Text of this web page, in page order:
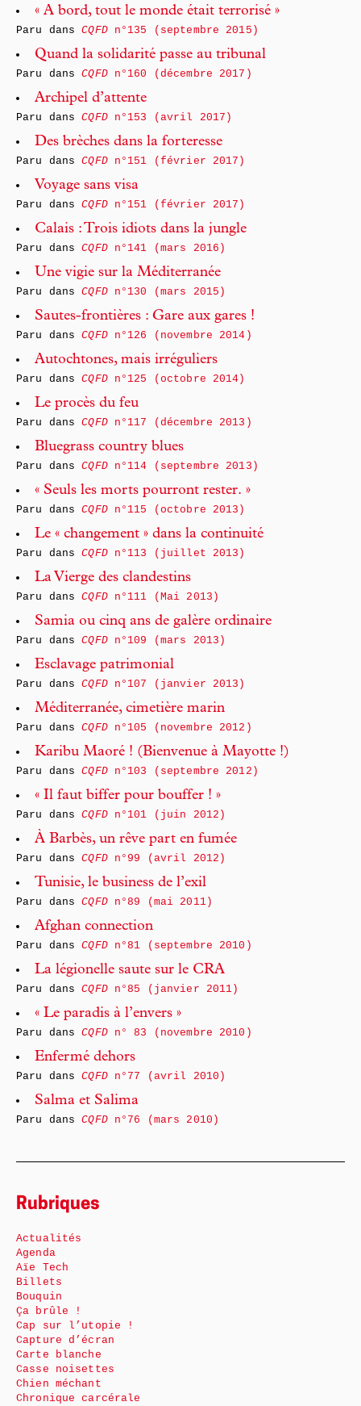
« A bord, tout le monde était terrorisé »
Paru dansCQFDn°135 (septembre 2015)
Quand la solidarité passe au tribunal
Paru dansCQFDn°160 (décembre 2017)
Archipel d’attente
Paru dansCQFDn°153 (avril 2017)
Des brèches dans la forteresse
Paru dansCQFDn°151 (février 2017)
Voyage sans visa
Paru dansCQFDn°151 (février 2017)
Calais : Trois idiots dans la jungle
Paru dansCQFDn°141 (mars 2016)
Une vigie sur la Méditerranée
Paru dansCQFDn°130 (mars 2015)
Sautes-frontières : Gare aux gares !
Paru dansCQFDn°126 (novembre 2014)
Autochtones, mais irréguliers
Paru dansCQFDn°125 (octobre 2014)
Le procès du feu
Paru dansCQFDn°117 (décembre 2013)
Bluegrass country blues
Paru dansCQFDn°114 (septembre 2013)
« Seuls les morts pourront rester. »
Paru dansCQFDn°115 (octobre 2013)
Le « changement » dans la continuité
Paru dansCQFDn°113 (juillet 2013)
La Vierge des clandestins
Paru dansCQFDn°111 (Mai 2013)
Samia ou cinq ans de galère ordinaire
Paru dansCQFDn°109 (mars 2013)
Esclavage patrimonial
Paru dansCQFDn°107 (janvier 2013)
Méditerranée, cimetière marin
Paru dansCQFDn°105 (novembre 2012)
Karibu Maoré ! (Bienvenue à Mayotte !)
Paru dansCQFDn°103 (septembre 2012)
« Il faut biffer pour bouffer ! »
Paru dansCQFDn°101 (juin 2012)
À Barbès, un rêve part en fumée
Paru dansCQFDn°99 (avril 2012)
Tunisie, le business de l’exil
Paru dansCQFDn°89 (mai 2011)
Afghan connection
Paru dansCQFDn°81 (septembre 2010)
La légionelle saute sur le CRA
Paru dansCQFDn°85 (janvier 2011)
« Le paradis à l’envers »
Paru dansCQFDn° 83 (novembre 2010)
Enfermé dehors
Paru dansCQFDn°77 (avril 2010)
Salma et Salima
Paru dansCQFDn°76 (mars 2010)
Rubriques
Actualités
Agenda
Aïe Tech
Billets
Bouquin
Ça brûle !
Cap sur l’utopie !
Capture d’écran
Carte blanche
Casse noisettes
Chien méchant
Chronique carcérale